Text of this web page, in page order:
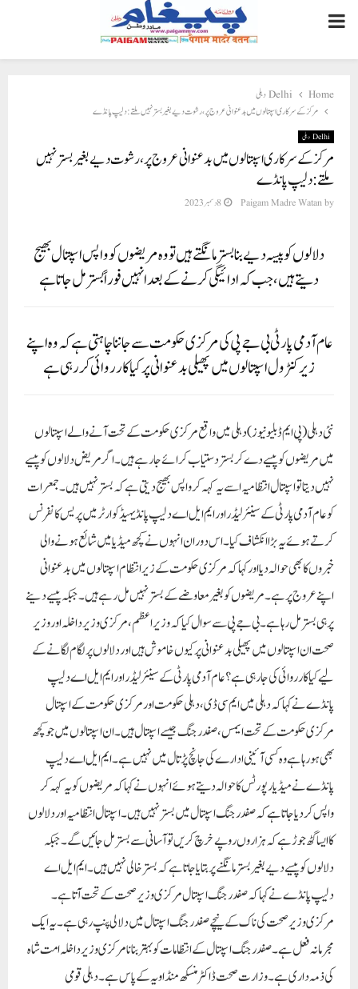
PRIMARY
MENU
Home
Delhi دہلی
مرکز کے سرکاری اسپتالوں میں بدعنوانی عروج پر، رشوت دیے بغیر بستر نہیں ملتے: دلیپ پانڈے
Delhi دہلی
مرکز کے سرکاری اسپتالوں میں بدعنوانی عروج پر، رشوت دیے بغیر بستر نہیں
ملتے: دلیپ پانڈے
by
Paigam Madre Watan 8 دسمبر 2023
دلالوں کو پیسہ دیے بنا بستر مانگتے ہیں تو وہ مریضوں کو واپس اسپتال بھیج
دیتے ہیں، جب کہ ادائیگی کرنے کے بعد انہیں فوراً بستر مل جاتا ہے
عام آدمی پارٹی بی جے پی کی مرکزی حکومت سے جاننا چاہتی ہے کہ وہ اپنے
زیر کنٹرول اسپتالوں میں پھیلی بدعنوانی پر کیا کارروائی کر رہی ہے
نئی دہلی(پی ایم ڈبلیو نیوز)دہلی میں واقع مرکزی حکومت کے تحت آنے والے اسپتالوں
میں مریضوں کو پیسے دے کر بستر دستیاب کرائے جا رہے ہیں۔ اگر مریض دلالوں کو پیسے
نہیں دیتا تو اسپتال انتظامیہ اسے یہ کہہ کر واپس بھیج دیتی ہے کہ بستر نہیں ہیں۔ جمعرات
کو عام آدمی پارٹی کے سینئر لیڈر اور ایم ایل اے دلیپ پانڈیہیڈ کوارٹر میں پریس کانفرنس
کرتے ہوئے یہ بڑا انکشاف کیا۔ اس دوران انہوں نے کچھ میڈیا میں شائع ہونے والی
خبروں کا بھی حوالہ دیا اور کہا کہ مرکزی حکومت کے زیر انتظام اسپتالوں میں بدعنوانی
اپنے عروج پر ہے۔ مریضوں کو بغیر معاوضے کے بستر نہیں مل رہے ہیں۔ جبکہ پیسے دینے
پر ہی بستر مل رہا ہے۔ بی جے پی سے سوال کیا کہ وزیر اعظم، مرکزی وزیر داخلہ اور وزیر
صحت ان اسپتالوں میں پھیلی بدعنوانی پر کیوں خاموش ہیں اور دلالوں پر لگام لگانے کے
لیے کیا کارروائی کی جا رہی ہے؟ عام آدمی پارٹی کے سینئر لیڈر اور ایم ایل اے دلیپ
پانڈے نے کہا کہ دہلی میں ایم سی ڈی، دہلی حکومت اور مرکزی حکومت کے اسپتال
مرکزی حکومت کے تحت ایمس، صفدرجنگ جیسے اسپتال ہیں۔ ان اسپتالوں میں جو کچھ
بھی ہو رہا ہے وہ کسی آئینی ادارے کی جانچ پڑتال میں نہیں ہے۔ ایم ایل اے دلیپ
پانڈے نے میڈیا رپورٹس کا حوالہ دیتے ہوئے انہوں نے کہا کہ مریضوں کو یہ کہہ کر
واپس کر دیا جاتا ہے کہ صفدر جنگ اسپتال میں بستر نہیں ہیں۔ اسپتال انتظامیہ اور دلالوں
کا ایسا گٹھ جوڑ ہے کہ ہزاروں روپے خرچ کریں تو آسانی سے بستر مل جائیں گے۔ جبکہ
دلالوں کو پیسے دیے بغیر بستر مانگنے پر بتایا جاتا ہے کہ بستر خالی نہیں ہیں۔ ایم ایل اے
دلیپ پانڈے نے کہا کہ صفدر جنگ اسپتال مرکزی وزیر صحت کے تحت آتا ہے۔
مرکزی وزیر صحت کی ناک کے نیچے صفدر جنگ اسپتال میں دلالی پنپ رہی ہے۔ یہ ایک
مجرمانہ فعل ہے۔ صفدر جنگ اسپتال کے انتظامات کو بہتر بنانا مرکزی وزیر داخلہ امت شاہ
کی ذمہ داری ہے۔ وزارت صحت ڈاکٹر منسکھ منڈاویہ کے پاس ہے۔ دہلی قومی